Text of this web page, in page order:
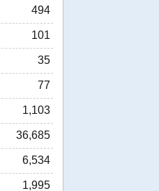
494
101
35
77
1,103
36,685
6,534
1,995